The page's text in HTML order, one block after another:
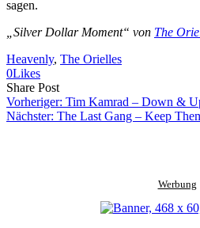
sagen.
„Silver Dollar Moment“ von The
Heavenly, The Orielles
0Likes
Share PostShare
on
Facebook
Copy
URL
to
Send
Link
via
Vorheriger: Tim Kamrad – Down &
Nächster: The Last Gang – Keep
Werbung